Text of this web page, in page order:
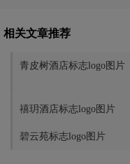
相关文章推荐
青皮树酒店标志logo图片
禧玥酒店标志logo图片
碧云苑标志logo图片